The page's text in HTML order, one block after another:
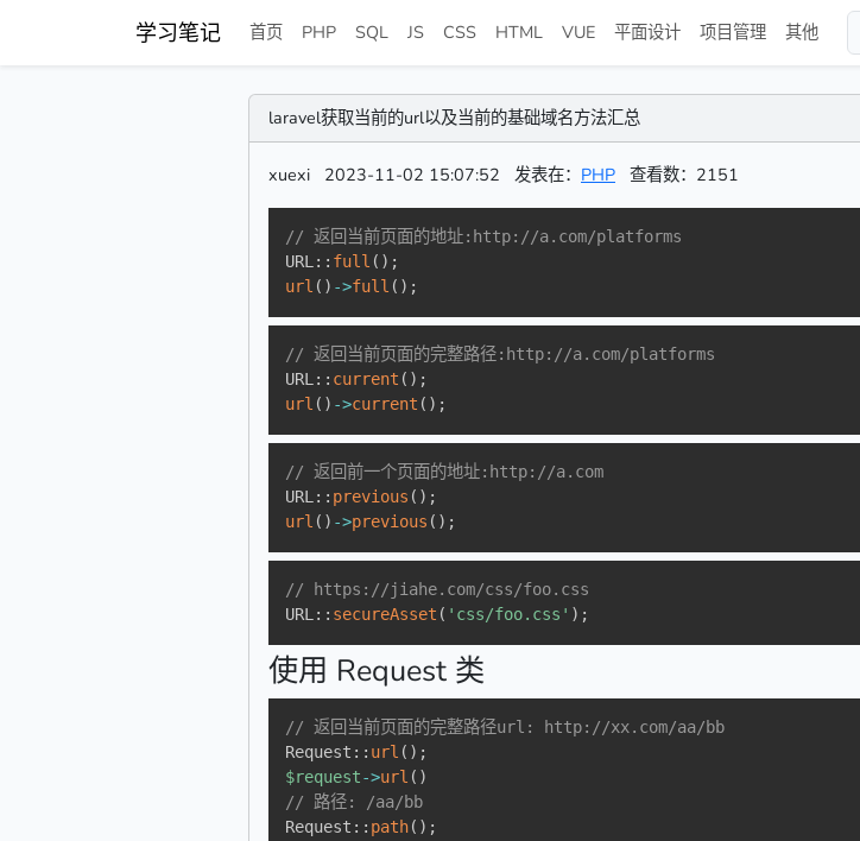
学习笔记 首页 PHP SQL JS CSS HTML VUE 平面设计 项目管理 其他
laravel获取当前的url以及当前的基础域名方法汇总
xuexi 2023-11-02 15:07:52 发表在： PHP 查看数：2151
// 返回当前页面的地址:http://a.com/platforms
URL:: full ( ) ;
url ( ) ->full ( ) ;
// 返回当前页面的完整路径:http://a.com/platforms
URL:: current ( ) ;
url ( ) ->current ( ) ;
// 返回前一个页面的地址:http://a.com
URL:: previous ( ) ;
url ( ) ->previous ( ) ;
// https://jiahe.com/css/foo.css
URL:: secureAsset ( 'css/foo.css' ) ;
使用 Request 类
// 返回当前页面的完整路径url: http://xx.com/aa/bb
Request :: url ( ) ;
$request->url ( )
// 路径: /aa/bb
Request :: path( ) ;